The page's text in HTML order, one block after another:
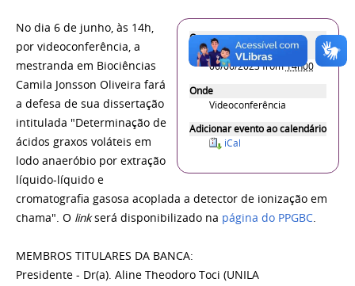
O que
Quando
06/06/2023from14h00
Onde
Videoconferência
Adicionar evento ao calendário
iCal
No dia 6 de junho, às 14h,
por videoconferência, a
mestranda em Biociências
Camila Jonsson Oliveira fará
a defesa de sua dissertação
intitulada "Determinação de
ácidos graxos voláteis em
lodo anaeróbio por extração
líquido-líquido e
cromatografia gasosa acoplada a detector de ionização em
chama". O linkserá disponibilizado na página do PPGBC.
MEMBROS TITULARES DA BANCA:
Presidente - Dr(a). Aline Theodoro Toci (UNILA